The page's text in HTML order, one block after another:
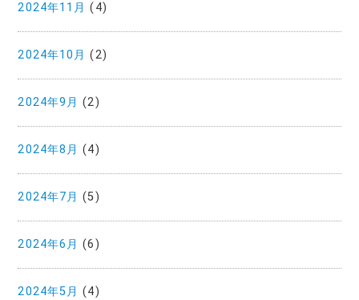
2024年11月 (4)
2024年10月 (2)
2024年9月 (2)
2024年8月 (4)
2024年7月 (5)
2024年6月 (6)
2024年5月 (4)